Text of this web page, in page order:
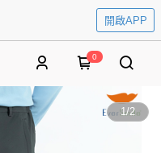
開啟APP
0
1/2